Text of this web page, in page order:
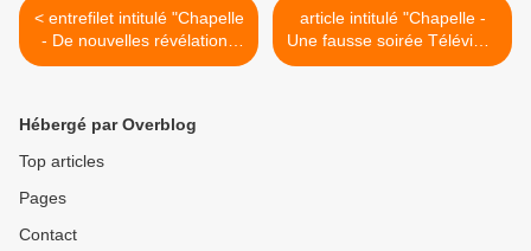
< entrefilet intitulé "Chapelle
- De nouvelles révélations
sur le souper Télévie de
site Internet du journal "La
Nouvelle Gazette" (Centre)
article intitulé "Chapelle -
Une fausse soirée Télévie?"
paru dans le journal "La
Hébergé par Overblog
Top articles
Pages
Contact